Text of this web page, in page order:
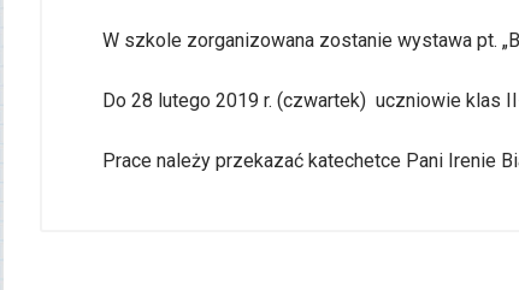
W szkole zorganizowana zostanie wystawa pt.
Do 28 lutego 2019 r. (czwartek) uczniowie klas
Prace należy przekazać katechetce Pani Irenie